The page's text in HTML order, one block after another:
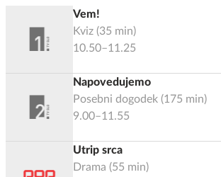
Vem!
Kviz (35 min)
10.50–11.25
Napovedujemo
Posebni dogodek (175 min)
9.00–11.55
Utrip srca
Drama (55 min)